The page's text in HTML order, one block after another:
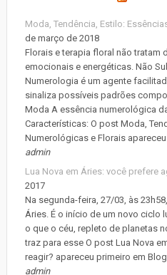
Moda, Tendência, Estilo:
de março de 2018
Florais e terapia floral não tratam
emocionais e energéticas. Não
Numerologia é um agente
sinaliza possíveis padrões
Moda A essência numerológica
Características: O post Moda,
Numerológicas e Florais
admin
Lua Nova em Áries: você prefere
2017
Na segunda-feira, 27/03, às
Áries. É o início de um novo ciclo
o que o céu, repleto de planetas
traz para esse O post Lua Nova
reagir? apareceu primeiro em Blog
admin